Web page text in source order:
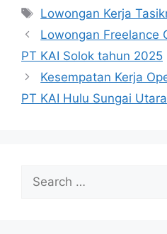
Tags
Lowongan Kerja
Lowongan Freelance
PT KAI Solok tahun 2025
Kesempatan Kerja
PT KAI Hulu Sungai
for: